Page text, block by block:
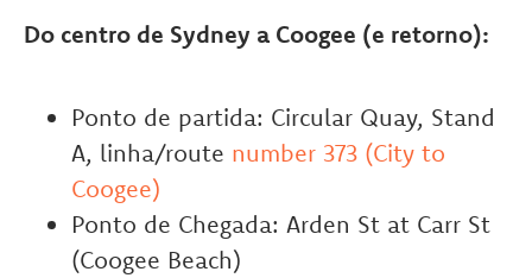
Do centro de Sydney a Coogee (e retorno):
Ponto de partida: Circular Quay, Stand
A, linha/route number 373 (City to
Coogee)
Ponto de Chegada: Arden St at Carr St
(Coogee Beach)